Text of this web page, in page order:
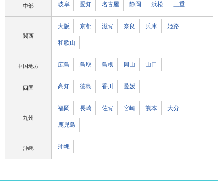
中部 岐阜 愛知 名古屋 静岡 浜松 三重
関西
大阪 京都 滋賀 奈良 兵庫 姫路
和歌山
中国地方 広島 鳥取 島根 岡山 山口
四国 高知 徳島 香川 愛媛
九州
福岡 長崎 佐賀 宮崎 熊本 大分
鹿児島
沖縄 沖縄